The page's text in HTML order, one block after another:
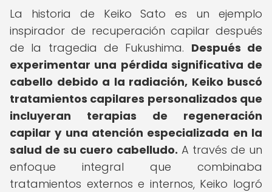
La historia de Keiko Sato es un ejemplo
inspirador de recuperación capilar después
de la tragedia de Fukushima. Después de
experimentar una pérdida significativa de
cabello debido a la radiación, Keiko buscó
tratamientos capilares personalizados que
incluyeran terapias de regeneración
capilar y una atención especializada en la
salud de su cuero cabelludo. A través de un
enfoque integral que combinaba
tratamientos externos e internos, Keiko logró